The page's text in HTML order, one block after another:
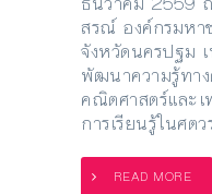
สรณ์ องค์กรมห
จังหวัดนครปฐม
พัฒนาความรู้ทา
คณิตศาสตร์และ
การเรียนรู้ในศต
READ MORE